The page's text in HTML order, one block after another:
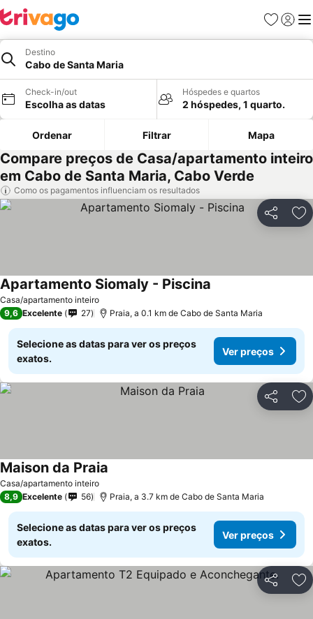
Favoritos
Iniciar
Destino
Cabo de Santa Maria
Check-in/out
Escolha as datas
Hóspedes e quartos
2 hóspedes, 1 quarto.
Ordenar Filtrar Mapa
Compare preços de Casa/apartamento inteiro
em Cabo de Santa Maria, Cabo Verde
Como os pagamentos influenciam os resultados
Partilhar
Casa/apartamento inteiro
Apartamento Siomaly - Piscina
9,6 Excelente 27 Praia, a 0.1 km de Cabo de Santa Maria
Selecione as datas para ver os preços
exatos.
Ver preços
Partilhar
Casa/apartamento inteiro
Maison da Praia
8,9 Excelente 56 Praia, a 3.7 km de Cabo de Santa Maria
Selecione as datas para ver os preços
exatos.
Ver preços
Partilhar